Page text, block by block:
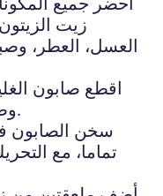
زيت
العسل، العطر،
وضعها في وعاء ميكروويف آمن.
تماما، مع